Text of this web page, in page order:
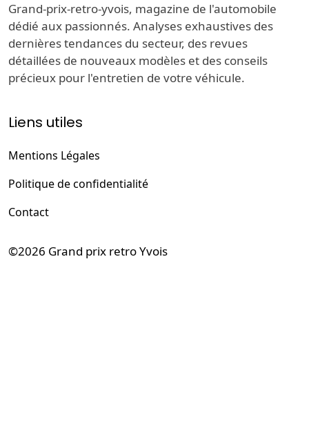
Grand-prix-retro-yvois, magazine de l'automobile
dédié aux passionnés. Analyses exhaustives des
dernières tendances du secteur, des revues
détaillées de nouveaux modèles et des conseils
précieux pour l'entretien de votre véhicule.
Liens utiles
Mentions Légales
Politique de confidentialité
Contact
©2026 Grand prix retro Yvois